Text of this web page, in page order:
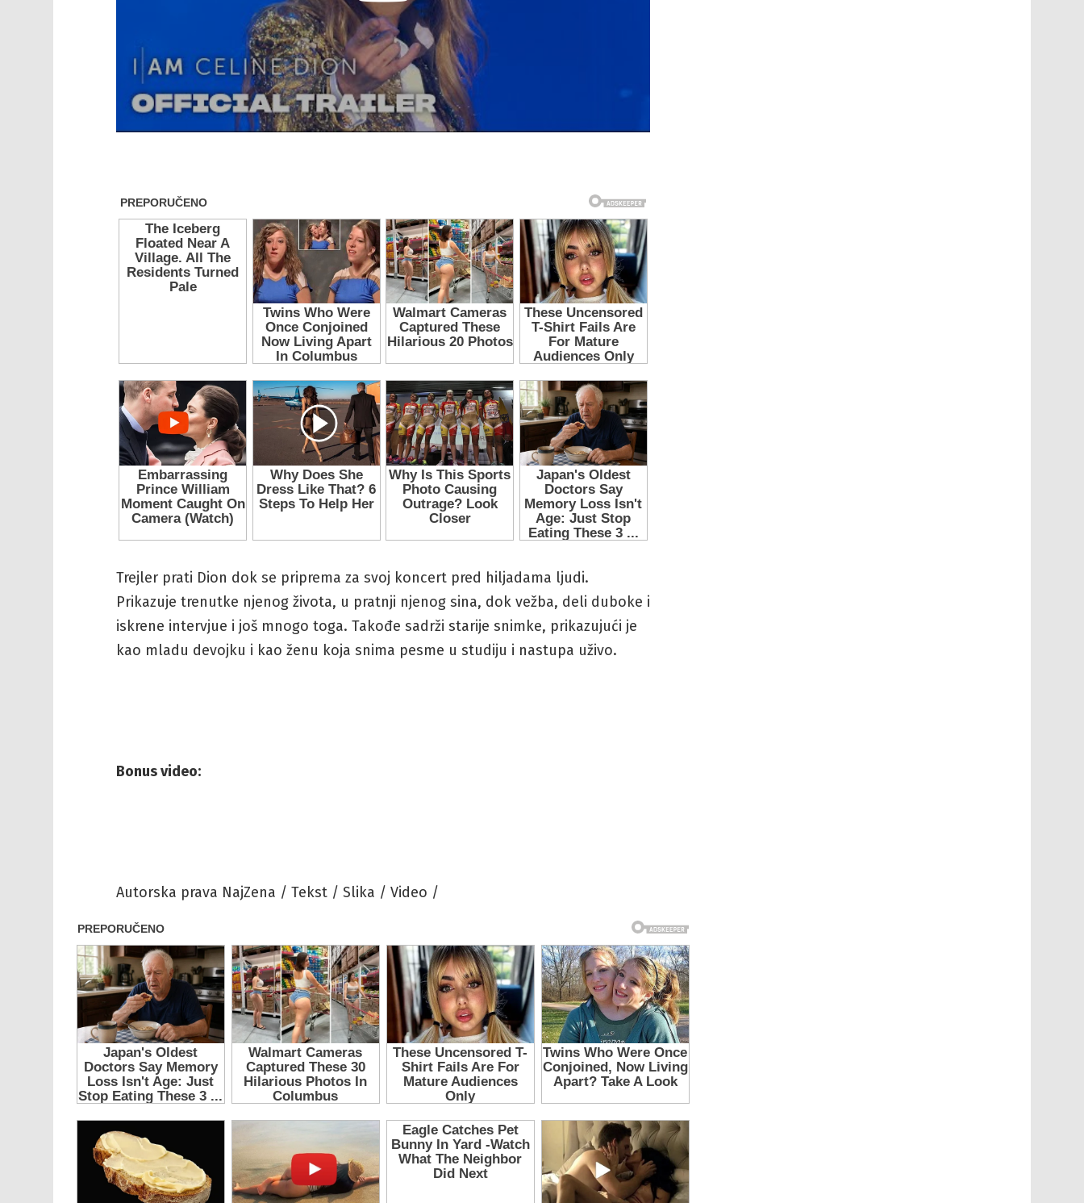
Trejler prati Dion dok se priprema za svoj koncert pred hiljadama ljudi.
Prikazuje trenutke njenog života, u pratnji njenog sina, dok vežba, deli duboke i
iskrene intervjue i još mnogo toga. Takođe sadrži starije snimke, prikazujući je
kao mladu devojku i kao ženu koja snima pesme u studiju i nastupa uživo.
Bonus video:
Autorska prava NajZena / Tekst / Slika / Video /